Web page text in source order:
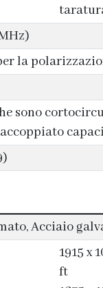
la
sono
Acciaio
1915 x
ft